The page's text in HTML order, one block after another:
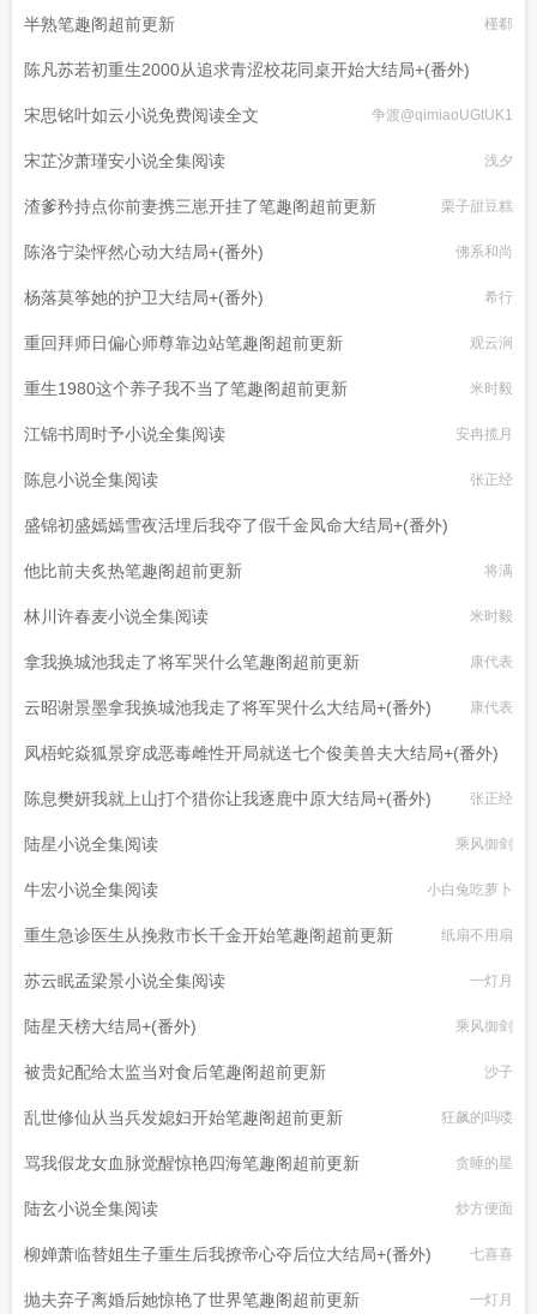
半熟笔趣阁超前更新 槿郗
陈凡苏若初重生2000从追求青涩校花同桌开始大结局+(番外)
痞子老妖
宋思铭叶如云小说免费阅读全文 争渡@qimiaoUGtUK1
宋芷汐萧瑾安小说全集阅读 浅夕
渣爹矜持点你前妻携三崽开挂了笔趣阁超前更新 栗子甜豆糕
陈洛宁染怦然心动大结局+(番外) 佛系和尚
杨落莫筝她的护卫大结局+(番外) 希行
重回拜师日偏心师尊靠边站笔趣阁超前更新 观云涧
重生1980这个养子我不当了笔趣阁超前更新 米时毅
江锦书周时予小说全集阅读 安冉揽月
陈息小说全集阅读 张正经
盛锦初盛嫣嫣雪夜活埋后我夺了假千金凤命大结局+(番外)
柠檬小丸子
他比前夫炙热笔趣阁超前更新 将满
林川许春麦小说全集阅读 米时毅
拿我换城池我走了将军哭什么笔趣阁超前更新 康代表
云昭谢景墨拿我换城池我走了将军哭什么大结局+(番外) 康代表
凤梧蛇焱狐景穿成恶毒雌性开局就送七个俊美兽夫大结局+(番外)
甘遂
陈息樊妍我就上山打个猎你让我逐鹿中原大结局+(番外) 张正经
陆星小说全集阅读 乘风御剑
牛宏小说全集阅读 小白兔吃萝卜
重生急诊医生从挽救市长千金开始笔趣阁超前更新 纸扇不用扇
苏云眠孟梁景小说全集阅读 一灯月
陆星天榜大结局+(番外) 乘风御剑
被贵妃配给太监当对食后笔趣阁超前更新 沙子
乱世修仙从当兵发媳妇开始笔趣阁超前更新 狂飙的吗喽
骂我假龙女血脉觉醒惊艳四海笔趣阁超前更新 贪睡的星
陆玄小说全集阅读 炒方便面
柳婵萧临替姐生子重生后我撩帝心夺后位大结局+(番外) 七喜喜
抛夫弃子离婚后她惊艳了世界笔趣阁超前更新 一灯月